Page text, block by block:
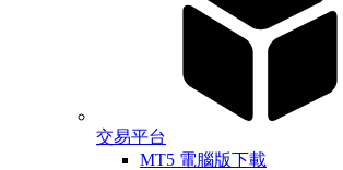
交易平台
MT5 電腦版下載